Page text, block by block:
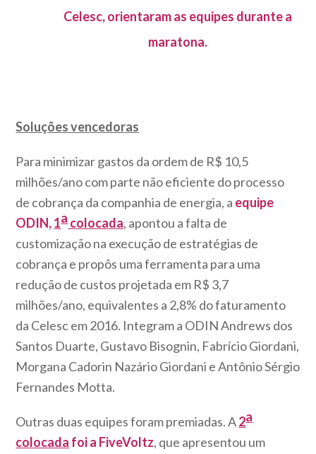
Celesc, orientaram as equipes durante a
maratona.
Soluções vencedoras
Para minimizar gastos da ordem de R$ 10,5
milhões/ano com parte não eficiente do processo
de cobrança da companhia de energia, a equipe
ODIN,1acolocada, apontou a falta de
customização na execução de estratégias de
cobrança e propôs uma ferramenta para uma
redução de custos projetada em R$ 3,7
milhões/ano, equivalentes a 2,8% do faturamento
da Celesc em 2016. Integram a ODIN Andrews dos
Santos Duarte, Gustavo Bisognin, Fabrício Giordani,
Morgana Cadorin Nazário Giordani e Antônio Sérgio
Fernandes Motta.
Outras duas equipes foram premiadas. A2a
colocada foi a FiveVoltz, que apresentou um